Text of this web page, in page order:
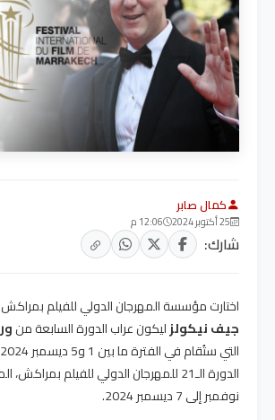
كمال صابر
25 أكتوبر 2024 12:06 م
شارك:
اختارت مؤسسة المهرجان الدولي للفيلم
جيف نيكولزليكون عراب الدورة السابعة من
نوفمبر إلى 7 ديسمبر 2024.